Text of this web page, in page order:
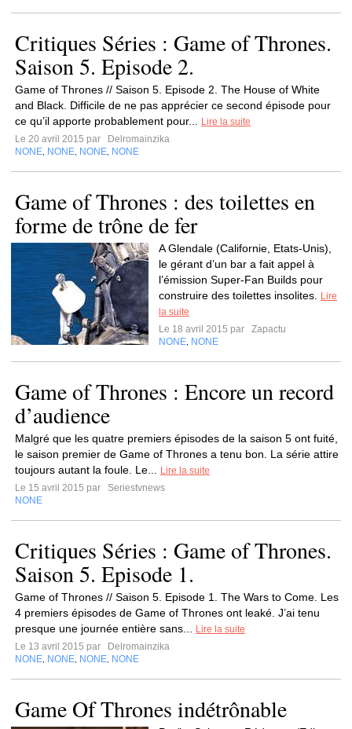
Critiques Séries : Game of Thrones.
Saison 5. Episode 2.
Game of Thrones // Saison 5. Episode 2. The House of White
and Black. Difficile de ne pas apprécier ce second épisode pour
ce qu’il apporte probablement pour...
Lire la suite
Le 20 avril 2015 par
Delromainzika
NONE NONE NONE NONE
Game of Thrones : des toilettes en
forme de trône de fer
A Glendale (Californie, Etats-Unis),
le gérant d’un bar a fait appel à
l’émission Super-Fan Builds pour
construire des toilettes insolites.
Lire
la suite
Le 18 avril 2015 par
Zapactu
NONE NONE
Game of Thrones : Encore un record
d’audience
Malgré que les quatre premiers épisodes de la saison 5 ont fuité,
le saison premier de Game of Thrones a tenu bon. La série attire
toujours autant la foule. Le...
Lire la suite
Le 15 avril 2015 par
Seriestvnews
NONE
Critiques Séries : Game of Thrones.
Saison 5. Episode 1.
Game of Thrones // Saison 5. Episode 1. The Wars to Come. Les
4 premiers épisodes de Game of Thrones ont leaké. J’ai tenu
presque une journée entière sans...
Lire la suite
Le 13 avril 2015 par
Delromainzika
NONE NONE NONE NONE
Game Of Thrones indétrônable